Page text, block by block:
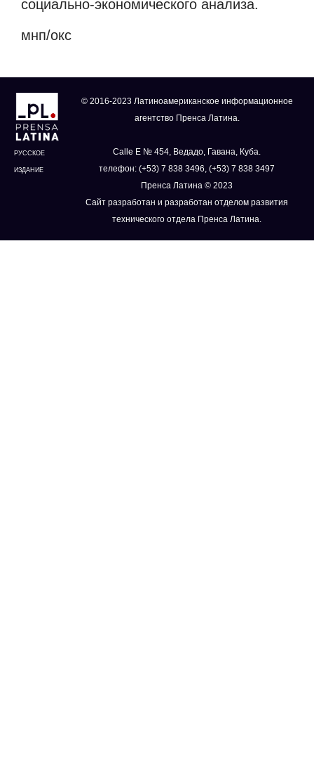
социально-экономического анализа.
мнп/окс
РУССКОЕ
ИЗДАНИЕ
© 2016-2023 Латиноамериканское информационное
агентство Пренса Латина.
Calle E № 454, Ведадо, Гавана, Куба.
телефон: (+53) 7 838 3496, (+53) 7 838 3497
Пренса Латина © 2023
Сайт разработан и разработан отделом развития
технического отдела Пренса Латина.